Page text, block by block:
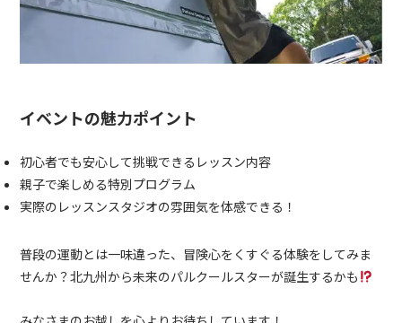
イベントの魅力ポイント
初心者でも安心して挑戦できるレッスン内容
親子で楽しめる特別プログラム
実際のレッスンスタジオの雰囲気を体感できる！
普段の運動とは一味違った、冒険心をくすぐる体験をしてみま
せんか？北九州から未来のパルクールスターが誕生するかも